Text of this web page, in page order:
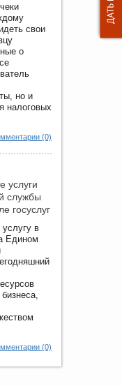
свои
о
но и
налоговых
(0)
услуги
службы
госyслуг
в
Едином
(0)